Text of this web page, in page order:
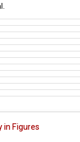
in Figures